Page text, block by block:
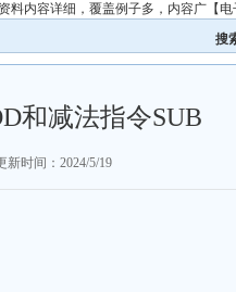
料内容详细，覆盖例子多，内容广【电
搜
和减法指令SUB
时间：2024/5/19